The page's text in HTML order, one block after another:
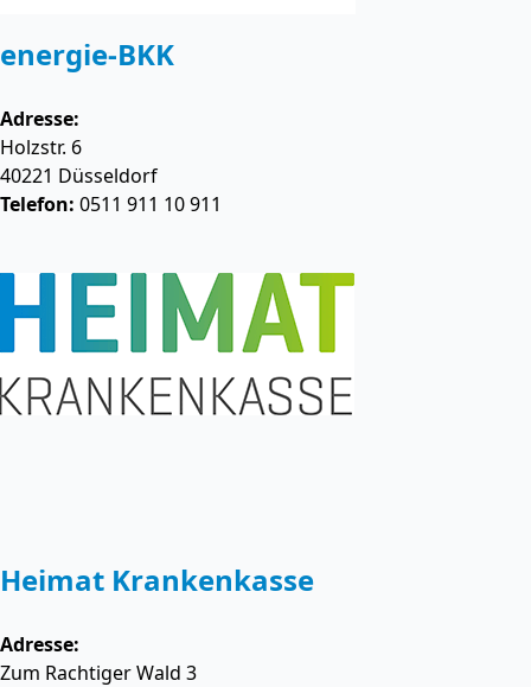
energie-BKK
Adresse:
Holzstr. 6
40221 Düsseldorf
Telefon: 0511 911 10 911
Heimat Krankenkasse
Adresse:
Zum Rachtiger Wald 3